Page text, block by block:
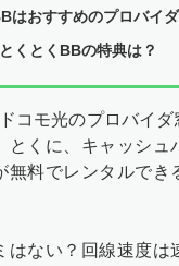
はおすすめのプロバイダ
くとくBBの特典は？
コモ光のプロバイダ
とくに、キャッシュ
無料でレンタルでき
はない？回線速度は